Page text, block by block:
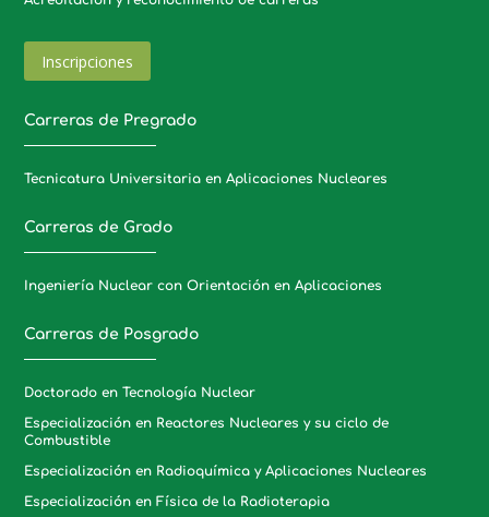
Inscripciones
Carreras de Pregrado
Tecnicatura Universitaria en Aplicaciones Nucleares
Carreras de Grado
Ingeniería Nuclear con Orientación en Aplicaciones
Carreras de Posgrado
Doctorado en Tecnología Nuclear
Especialización en Reactores Nucleares y su ciclo de
Combustible
Especialización en Radioquímica y Aplicaciones Nucleares
Especialización en Física de la Radioterapia